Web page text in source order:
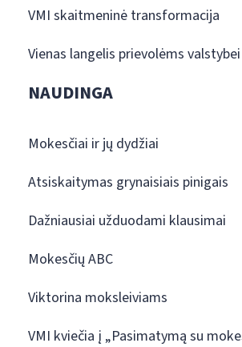
VMI skaitmeninė transformacija
Vienas langelis prievolėms
NAUDINGA
Mokesčiai ir jų dydžiai
Atsiskaitymas grynaisiais pinigais
Dažniausiai užduodami klausimai
Mokesčių ABC
Viktorina moksleiviams
VMI kviečia į „Pasimatymą su